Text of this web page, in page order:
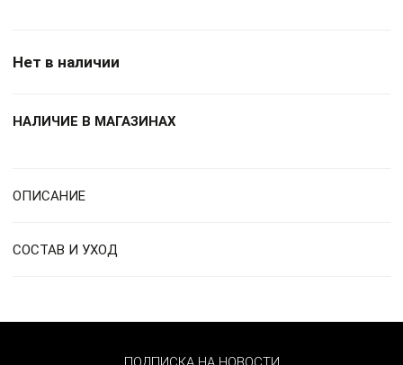
Нет в наличии
НАЛИЧИЕ В МАГАЗИНАХ
ОПИСАНИЕ
СОСТАВ И УХОД